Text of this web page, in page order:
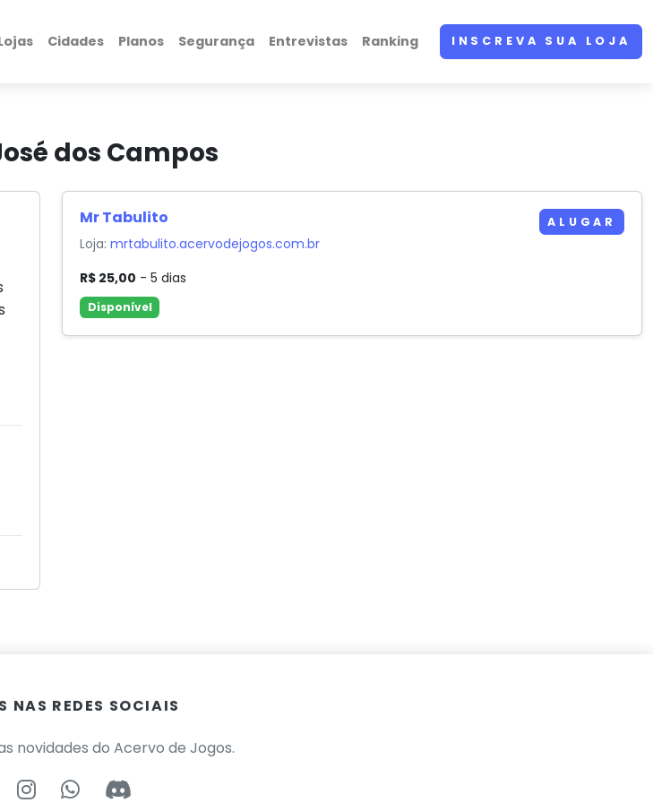
Cidades Planos Segurança Entrevistas Ranking INSCREVA SUA LOJA
dos Campos
Mr Tabulito
Loja:mrtabulito.acervodejogos.com.br
R$ 25,00 - 5 dias
Disponível
ALUGAR
NAS REDES SOCIAIS
novidades do Acervo de Jogos.